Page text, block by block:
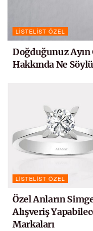
LISTELIST ÖZEL
Doğduğunuz
Hakkında Ne
LISTELIST ÖZEL
Özel Anların
Alışveriş
Markaları